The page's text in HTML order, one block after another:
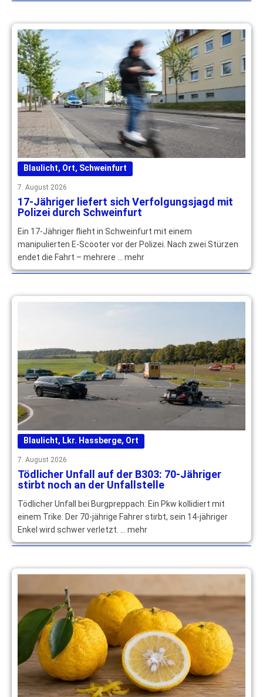
Blaulicht, Ort, Schweinfurt
7. August 2026
17-Jähriger liefert sich Verfolgungsjagd mit
Polizei durch Schweinfurt
Ein 17-Jähriger flieht in Schweinfurt mit einem
manipulierten E-Scooter vor der Polizei. Nach zwei Stürzen
endet die Fahrt – mehrere … mehr
Blaulicht, Lkr. Hassberge, Ort
7. August 2026
Tödlicher Unfall auf der B303: 70-Jähriger
stirbt noch an der Unfallstelle
Tödlicher Unfall bei Burgpreppach: Ein Pkw kollidiert mit
einem Trike. Der 70-jährige Fahrer stirbt, sein 14-jähriger
Enkel wird schwer verletzt. … mehr